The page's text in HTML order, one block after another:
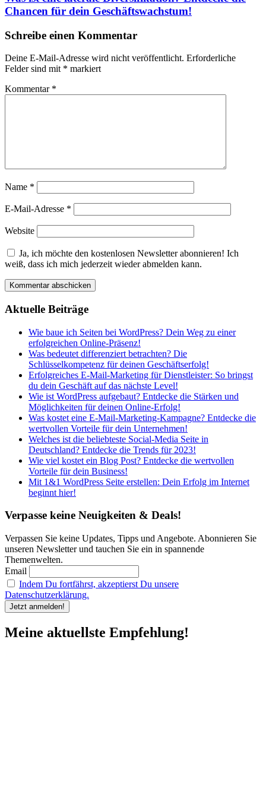
Chancen für dein Geschäftswachstum!
Schreibe einen Kommentar
Deine E-Mail-Adresse wird nicht veröffentlicht. Erforderliche
Felder sind mit * markiert
Kommentar *
Name *
E-Mail-Adresse *
Website
Ja, ich möchte den kostenlosen Newsletter abonnieren! Ich
weiß, dass ich mich jederzeit wieder abmelden kann.
Aktuelle Beiträge
Wie baue ich Seiten bei WordPress? Dein Weg zu einer
erfolgreichen Online-Präsenz!
Was bedeutet differenziert betrachten? Die
Schlüsselkompetenz für deinen Geschäftserfolg!
Erfolgreiches E-Mail-Marketing für Dienstleister: So bringst
du dein Geschäft auf das nächste Level!
Wie ist WordPress aufgebaut? Entdecke die Stärken und
Möglichkeiten für deinen Online-Erfolg!
Was kostet eine E-Mail-Marketing-Kampagne? Entdecke die
wertvollen Vorteile für dein Unternehmen!
Welches ist die beliebteste Social-Media Seite in
Deutschland? Entdecke die Trends für 2023!
Wie viel kostet ein Blog Post? Entdecke die wertvollen
Vorteile für dein Business!
Mit 1&1 WordPress Seite erstellen: Dein Erfolg im Internet
beginnt hier!
Verpasse keine Neuigkeiten & Deals!
Verpassen Sie keine Updates, Tipps und Angebote. Abonnieren Sie
unseren Newsletter und tauchen Sie ein in spannende
Themenwelten.
Email
Indem Du fortfährst, akzeptierst Du unsere
Datenschutzerklärung.
Meine aktuellste Empfehlung!